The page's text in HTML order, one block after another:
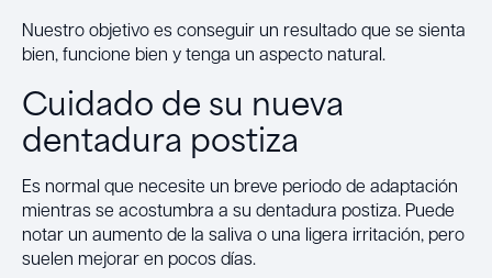
Nuestro objetivo es conseguir un resultado que se sienta
bien, funcione bien y tenga un aspecto natural.
Cuidado de su nueva
dentadura postiza
Es normal que necesite un breve periodo de adaptación
mientras se acostumbra a su dentadura postiza. Puede
notar un aumento de la saliva o una ligera irritación, pero
suelen mejorar en pocos días.